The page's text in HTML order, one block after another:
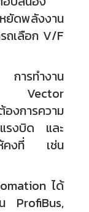
ยัดพลังงาน
ถเลือก V/F
รทำงาน
งการความ
แรงบิด และ
ห้คงที่ เช่น
ได้
ProfiBus,